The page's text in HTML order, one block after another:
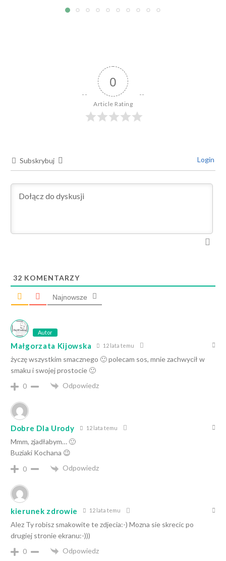
0
Article Rating
Subskrybuj Login
32 KOMENTARZY
Najnowsze
Autor
Małgorzata Kijowska 12 lata temu
życzę wszystkim smacznego 🙂 polecam sos, mnie zachwycił w
smaku i swojej prostocie 🙂
0
Odpowiedz
Dobre Dla Urody 12 lata temu
Mmm, zjadłabym… 🙂
Buziaki Kochana 😉
0
Odpowiedz
kierunek zdrowie 12 lata temu
Alez Ty robisz smakowite te zdjecia:-) Mozna sie skrecic po
drugiej stronie ekranu:-)))
0
Odpowiedz